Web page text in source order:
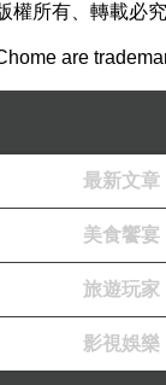
學運！
政院版vs.民
權所有、轉載必究
are
最新文章
美食饗宴
旅遊玩家
影視娛樂